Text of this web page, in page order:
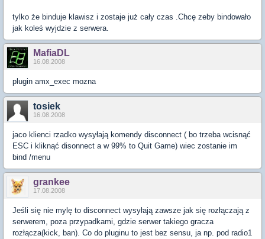
tylko że binduje klawisz i zostaje już cały czas .Chcę zeby bindowało
jak koleś wyjdzie z serwera.
MafiaDL
16.08.2008
plugin amx_exec mozna
tosiek
16.08.2008
jaco klienci rzadko wysyłają komendy disconnect ( bo trzeba wcisnąć
ESC i kliknąć disonnect a w 99% to Quit Game) wiec zostanie im
bind /menu
grankee
17.08.2008
Jeśli się nie mylę to disconnect wysyłają zawsze jak się rozłączają z
serwerem, poza przypadkami, gdzie serwer takiego gracza
rozłącza(kick, ban). Co do pluginu to jest bez sensu, ja np. pod radio1